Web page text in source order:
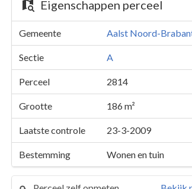
Eigenschappen perceel
Gemeente Aalst Noord-
Sectie A
Perceel 2814
Grootte 186 m²
Laatste controle 23-3-2009
Bestemming Wonen en tuin